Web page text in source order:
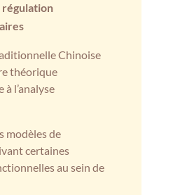
régulation
Chinoise
théorique
l’analyse
modèles de
certaines
au sein de